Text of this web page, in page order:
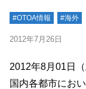
#OTOA情報 #海外
2012年7月26日
2012年8月01日
国内各都市にお